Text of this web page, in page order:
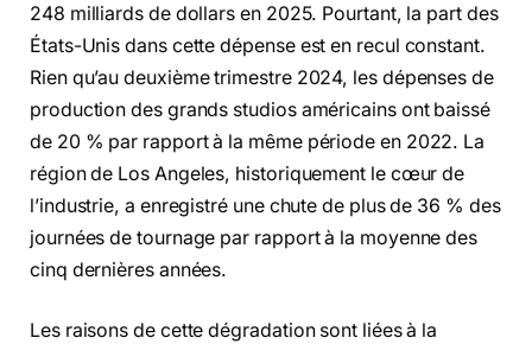
248 milliards de dollars en 2025. Pourtant, la part des
États-Unis dans cette dépense est en recul constant.
Rien qu’au deuxième trimestre 2024, les dépenses de
production des grands studios américains ont baissé
de 20 % par rapport à la même période en 2022. La
région de Los Angeles, historiquement le cœur de
l’industrie, a enregistré une chute de plus de 36 % des
journées de tournage par rapport à la moyenne des
cinq dernières années.
Les raisons de cette dégradation sont liées à la